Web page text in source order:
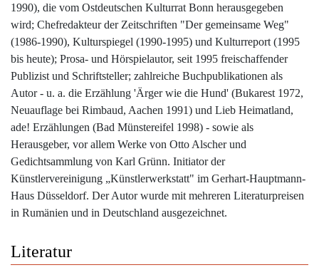
1990), die vom Ostdeutschen Kulturrat Bonn herausgegeben
wird; Chefredakteur der Zeitschriften "Der gemeinsame Weg"
(1986-1990), Kulturspiegel (1990-1995) und Kulturreport (1995
bis heute); Prosa- und Hörspielautor, seit 1995 freischaffender
Publizist und Schriftsteller; zahlreiche Buchpublikationen als
Autor - u. a. die Erzählung 'Ärger wie die Hund' (Bukarest 1972,
Neuauflage bei Rimbaud, Aachen 1991) und Lieb Heimatland,
ade! Erzählungen (Bad Münstereifel 1998) - sowie als
Herausgeber, vor allem Werke von Otto Alscher und
Gedichtsammlung von Karl Grünn. Initiator der
Künstlervereinigung „Künstlerwerkstatt" im Gerhart-Hauptmann-
Haus Düsseldorf. Der Autor wurde mit mehreren Literaturpreisen
in Rumänien und in Deutschland ausgezeichnet.
Literatur